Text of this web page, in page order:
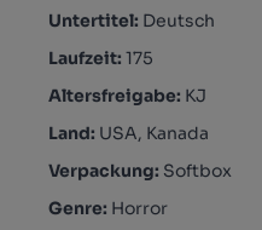
Untertitel: Deutsch
Laufzeit:175
Altersfreigabe: KJ
Land: USA, Kanada
Verpackung: Softbox
Genre: Horror